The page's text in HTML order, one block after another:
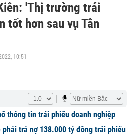
'Thị trường trái
tốt hơn sau vụ Tân
10:51
thông tin trái phiếu doanh nghiệp
phải trả nợ 138.000 tỷ đồng trái phiếu